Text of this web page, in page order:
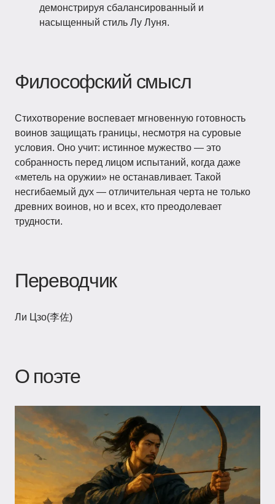
демонстрируя сбалансированный и
насыщенный стиль Лу Луня.
Философский смысл
Стихотворение воспевает мгновенную готовность
воинов защищать границы, несмотря на суровые
условия. Оно учит: истинное мужество — это
собранность перед лицом испытаний, когда даже
«метель на оружии» не останавливает. Такой
несгибаемый дух — отличительная черта не только
древних воинов, но и всех, кто преодолевает
трудности.
Переводчик
Ли Цзо(李佐)
О поэте